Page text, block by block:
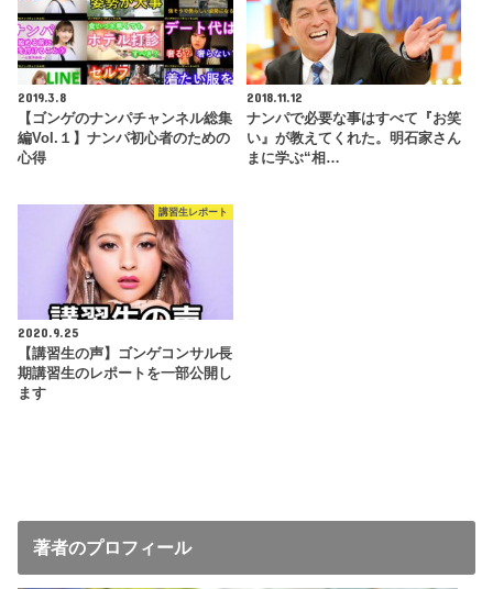
2019.3.8
【ゴンゲのナンパチャンネル総集
編Vol.１】ナンパ初心者のための
心得
2018.11.12
ナンパで必要な事はすべて『お笑
い』が教えてくれた。明石家さん
まに学ぶ“相…
講習生レポート
2020.9.25
【講習生の声】ゴンゲコンサル長
期講習生のレポートを一部公開し
ます
著者のプロフィール